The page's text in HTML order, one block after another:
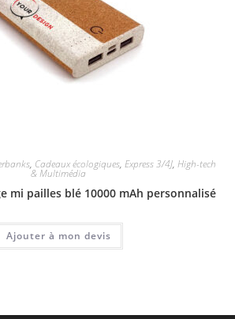
, Cadeaux écologiques, Express 3/4J, High-tech
& Multimédia
mi pailles blé 10000 mAh personnalisé
Ajouter à mon devis